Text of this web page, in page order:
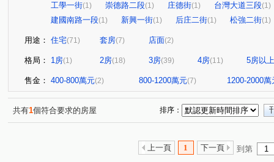
工學一街(1) 崇德路二段(1) 庄德街(1) 台灣大道三段(1)
建國南路一段(1) 新興一街(1) 后庄二街(1) 松強二街(1)
用途： 住宅(71) 套房(7) 店面(2)
格局： 1房(1) 2房(18) 3房(39) 4房(11) 5房以上
售金： 400-800萬元(2) 800-1200萬元(7) 1200-2000萬
共有1個符合要求的房屋 排序：
上一頁 1 下一頁 到第